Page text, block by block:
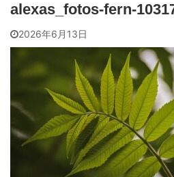
alexas_fotos-fern-
2026年6月13日